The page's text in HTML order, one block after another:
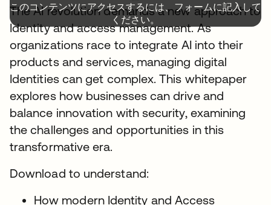
このコンテンツにアクセスするには、フォームに記入して
ください。
The AI revolution demands a new approach to
Identity and access management. As
organizations race to integrate AI into their
products and services, managing digital
Identities can get complex. This whitepaper
explores how businesses can drive and
balance innovation with security, examining
the challenges and opportunities in this
transformative era.
Download to understand:
How modern Identity and Access